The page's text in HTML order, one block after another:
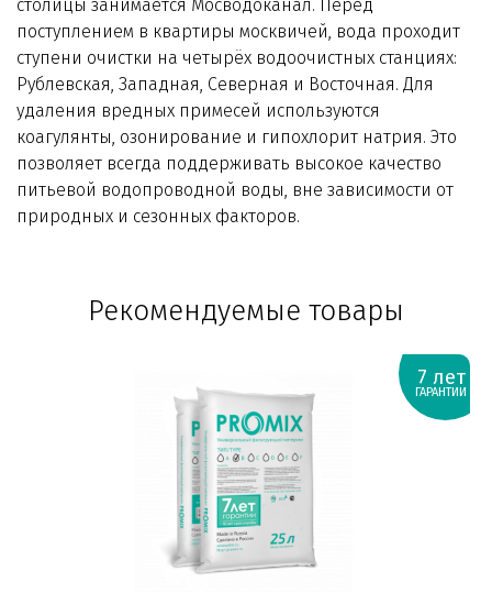
столицы занимается Мосводоканал. Перед
поступлением в квартиры москвичей, вода проходит
ступени очистки на четырёх водоочистных станциях:
Рублевская, Западная, Северная и Восточная. Для
удаления вредных примесей используются
коагулянты, озонирование и гипохлорит натрия. Это
позволяет всегда поддерживать высокое качество
питьевой водопроводной воды, вне зависимости от
природных и сезонных факторов.
Рекомендуемые товары
7 лет
ГАРАНТИИ